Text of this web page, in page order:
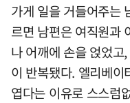
가게 일을 거들어주는
르면 남편은 여직원과
나 어깨에 손을 얹었
이 반복됐다. 엘리베
엽다는 이유로 스스럼